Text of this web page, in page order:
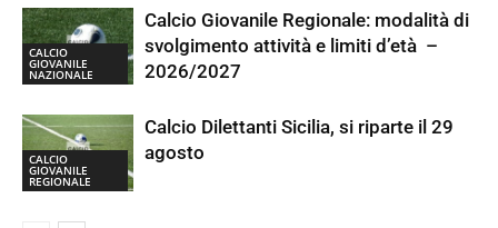
CALCIO
GIOVANILE
NAZIONALE
Calcio Giovanile Regionale: modalità di
svolgimento attività e limiti d’età –
2026/2027
CALCIO
GIOVANILE
REGIONALE
Calcio Dilettanti Sicilia, si riparte il 29
agosto